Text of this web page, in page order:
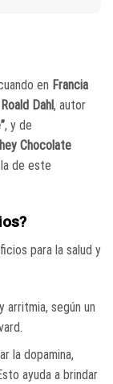
en Francia
Roald Dahl, autor
, y de
Chocolate
de este
para la salud y
arritmia, según un
la dopamina,
ayuda a brindar